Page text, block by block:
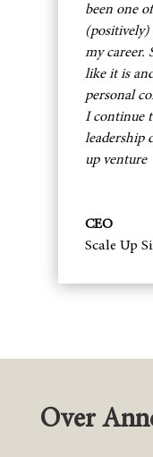
been one
(positively)
my career.
like it is
personal
I continue
leadership
up venture
CEO
Scale Up
Over